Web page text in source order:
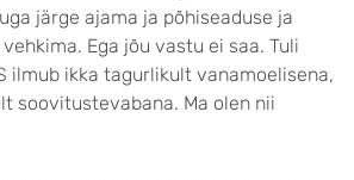
järge ajama ja põhiseaduse ja
Ega jõu vastu ei saa. Tuli
ilmub ikka tagurlikult vanamoelisena,
soovitustevabana. Ma olen nii